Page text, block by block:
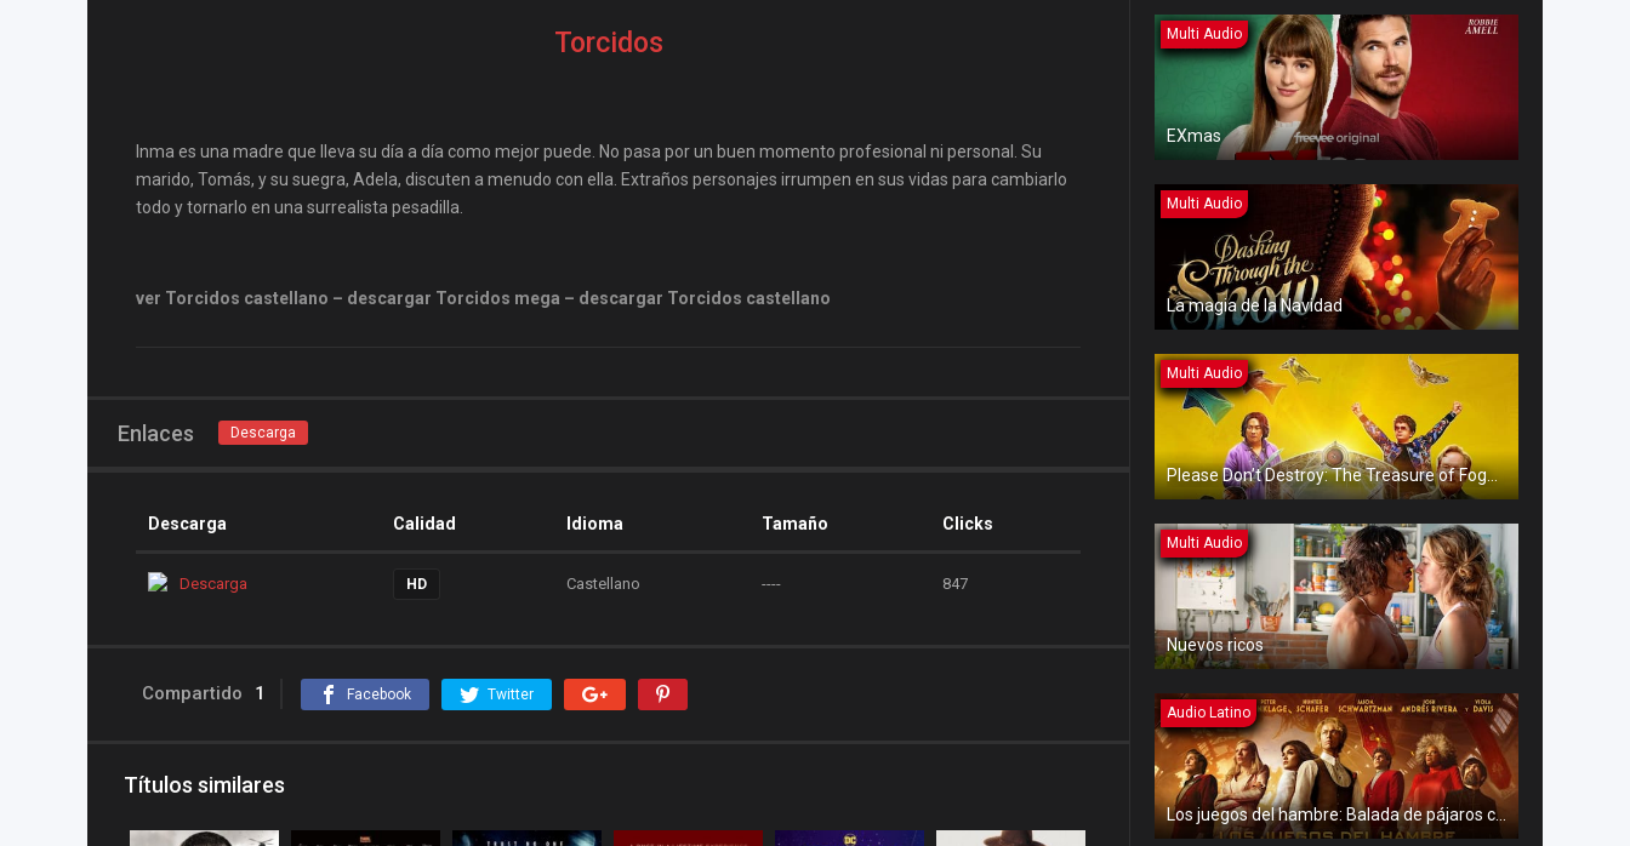
Torcidos
Inma es una madre que lleva su día a día como mejor puede. No pasa por un buen momento profesional ni personal. Su
marido, Tomás, y su suegra, Adela, discuten a menudo con ella. Extraños personajes irrumpen en sus vidas para cambiarlo
todo y tornarlo en una surrealista pesadilla.
ver Torcidos castellano – descargar Torcidos mega – descargar Torcidos castellano
Enlaces Descarga
Descarga Calidad Idioma Tamaño Clicks
Descarga HD Castellano ---- 847
Compartido 1 Facebook Twitter
Títulos similares
Multi Audio
EXmas
Multi Audio
La magia de la Navidad
Multi Audio
Please Don’t Destroy: The Treasure of Foggy Mountain
Multi Audio
Nuevos ricos
Audio Latino
Los juegos del hambre: Balada de pájaros cantores y serpientes